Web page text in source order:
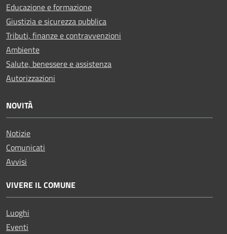
Educazione e formazione
Giustizia e sicurezza pubblica
Tributi, finanze e contravvenzioni
Ambiente
Salute, benessere e assistenza
Autorizzazioni
NOVITÀ
Notizie
Comunicati
Avvisi
VIVERE IL COMUNE
Luoghi
Eventi